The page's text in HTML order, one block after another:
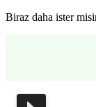
Biraz daha ister